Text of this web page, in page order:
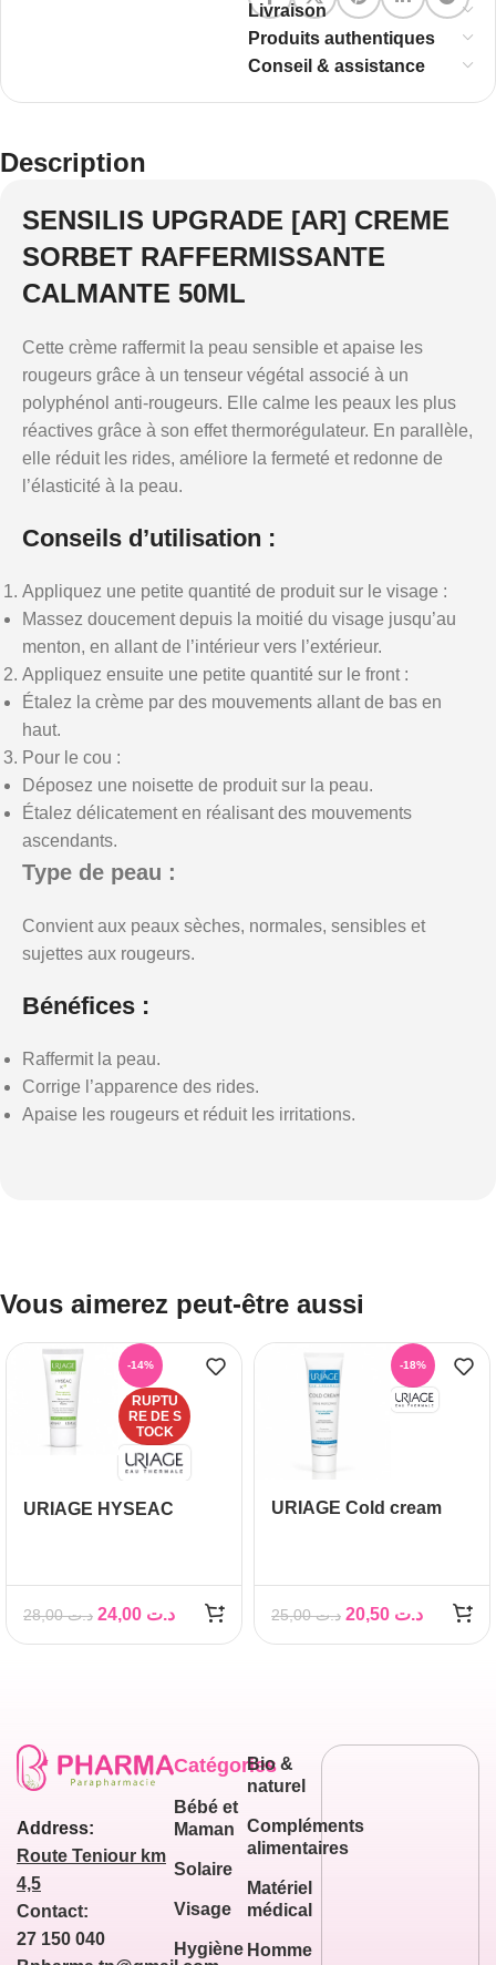
Livraison
Produits authentiques
Conseil & assistance
Description
SENSILIS UPGRADE [AR] CREME
SORBET RAFFERMISSANTE
CALMANTE 50ML
Cette crème raffermit la peau sensible et apaise les
rougeurs grâce à un tenseur végétal associé à un
polyphénol anti-rougeurs. Elle calme les peaux les plus
réactives grâce à son effet thermorégulateur. En parallèle,
elle réduit les rides, améliore la fermeté et redonne de
l’élasticité à la peau.
Conseils d’utilisation :
Appliquez une petite quantité de produit sur le visage :
Massez doucement depuis la moitié du visage jusqu’au
menton, en allant de l’intérieur vers l’extérieur.
Appliquez ensuite une petite quantité sur le front :
Étalez la crème par des mouvements allant de bas en
haut.
Pour le cou :
Déposez une noisette de produit sur la peau.
Étalez délicatement en réalisant des mouvements
ascendants.
Type de peau :
Convient aux peaux sèches, normales, sensibles et
sujettes aux rougeurs.
Bénéfices :
Raffermit la peau.
Corrige l’apparence des rides.
Apaise les rougeurs et réduit les irritations.
Vous aimerez peut-être aussi
-14%
RUPTU
RE DE S
TOCK
URIAGE HYSEAC
د.ت28,00 د.ت
-18%
URIAGE Cold cream
د.ت25,00 د.ت
Address:
Route Teniour km
4,5
Contact:
27 150 040
Catégories
Bébé et
Maman
Solaire
Visage
Hygiène
Bio &
naturel
Compléments
alimentaires
Matériel
médical
Homme